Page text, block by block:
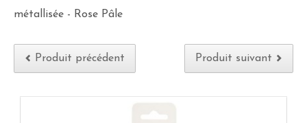
métallisée - Rose Pâle
Produit précédent Produit suivant